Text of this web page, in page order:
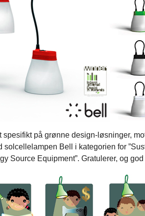
spesifikt på grønne design-løsninger,
solcellelampen Bell i kategorien for
Source Equipment”. Gratulerer, og